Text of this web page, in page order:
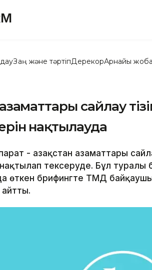
Заң және тәртіпДерекқорАрнайы жоба
азаматтары сайлау
нақтылауда
- Қазақстан азаматтары
тексеруде. Бұл туралы
өткен брифингте ТМД
айтты.